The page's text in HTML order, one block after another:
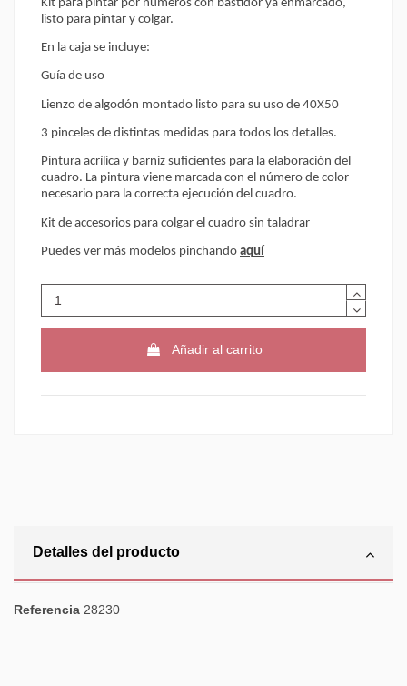
Kit para pintar por números con bastidor ya enmarcado,
listo para pintar y colgar.
En la caja se incluye:
Guía de uso
Lienzo de algodón montado listo para su uso de 40X50
3 pinceles de distintas medidas para todos los detalles.
Pintura acrílica y barniz suficientes para la elaboración del
cuadro. La pintura viene marcada con el número de color
necesario para la correcta ejecución del cuadro.
Kit de accesorios para colgar el cuadro sin taladrar
Puedes ver más modelos pinchando aquí
Añadir al carrito
Detalles del producto
Referencia 28230